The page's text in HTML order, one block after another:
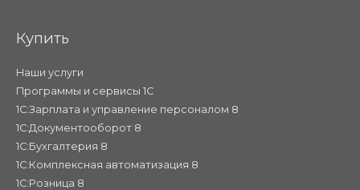
Купить
Наши услуги
Программы и сервисы 1С
1С:Зарплата и управление персоналом 8
1С:Документооборот 8
1С:Бухгалтерия 8
1С:Комплексная автоматизация 8
1С:Розница 8